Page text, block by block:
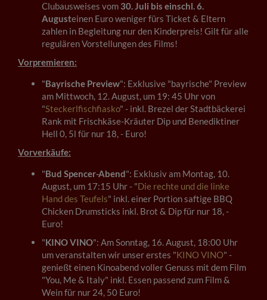
Clubausweises vom 30. Juli bis einschl. 6.
Augusteinen Euro weniger fürs Ticket & Eltern
zahlen in Begleitung nur den Kinderpreis! Gilt für alle
regulären Vorstellungen des Films!
Vorpremieren:
"Bayrische Preview": Exklusive "bayrische" Preview
am Mittwoch, 12. August, um 19: 45 Uhr von
"Steckerlfischfiasko" - inkl. Brezel der Stadtbäckerei
Rank mit Frischkäse-Kräuter Dip und Benediktiner
Hell 0, 5l für nur 18, - Euro!
Vorverkäufe:
"Bud Spencer-Abend": Exklusiv am Montag, 10.
August, um 17:15 Uhr - "Die rechte und die linke
Hand des Teufels" inkl. einer Portion saftige BBQ
Chicken Drumsticks inkl. Brot & Dip für nur 18, -
Euro!
"KINO VINO": Am Sonntag, 16. August, 18:00 Uhr
um veranstalten wir unser erstes "KINO VINO" -
genießt einen Kinoabend voller Genuss mit dem Film
"You, Me & Italy" inkl. Essen passend zum Film &
Wein für nur 24, 50 Euro!